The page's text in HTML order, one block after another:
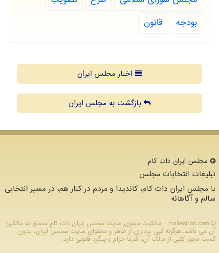
بودجه
قانون
اخبار مجلس ایران
بازگشت به مجلس ایران
مجلس ایران دات كام
تبلیغات انتخابات مجلس
با مجلس ایران دات کام، کاندیدا و مردم در کنار هم، در مسیر انتخابی
سالم و آگاهانه
majlesiran.com - مالکیت معنوی سایت مجلس ایران دات كام متعلق به مالکین
آن می باشد. هرگونه کپی برداری از ظاهر و محتوای سایت مجلس ایران، بدون
کسب مجوز کتبی از مالک آن، شرعا حرام و پیگرد قانونی دارد.